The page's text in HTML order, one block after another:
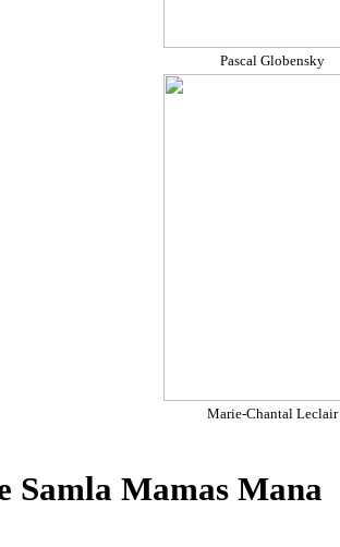
Pascal Globensky
Marie-Chantal Leclair
Samla Mamas Mana